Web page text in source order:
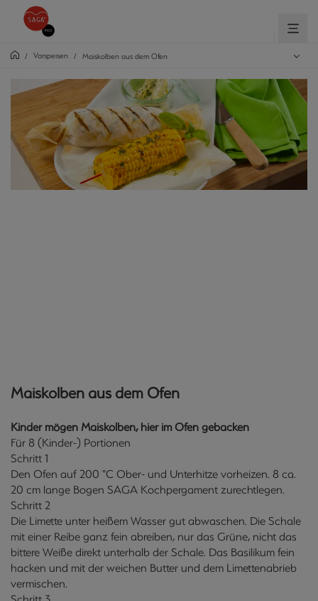
/ Vorspeisen / Maiskolben aus dem Ofen
Maiskolben aus dem Ofen
Kinder mögen Maiskolben, hier im Ofen gebacken
Für 8 (Kinder-) Portionen
Schritt 1
Den Ofen auf 200 °C Ober- und Unterhitze vorheizen. 8 ca.
20 cm lange Bogen SAGA Kochpergament zurechtlegen.
Schritt 2
Die Limette unter heißem Wasser gut abwaschen. Die Schale
mit einer Reibe ganz fein abreiben, nur das Grüne, nicht das
bittere Weiße direkt unterhalb der Schale. Das Basilikum fein
hacken und mit der weichen Butter und dem Limettenabrieb
vermischen.